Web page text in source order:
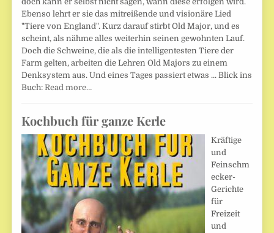
Ebenso lehrt er sie das mitreißende und visionäre Lied
"Tiere von England". Kurz darauf stirbt Old Major, und es
scheint, als nähme alles weiterhin seinen gewohnten Lauf.
Doch die Schweine, die als die intelligentesten Tiere der
Farm gelten, arbeiten die Lehren Old Majors zu einem
Denksystem aus. Und eines Tages passiert etwas ... Blick ins
Buch:Read more…
Kochbuch für ganze Kerle
Kräftige
und
Feinschm
ecker-
Gerichte
für
Freizeit
und